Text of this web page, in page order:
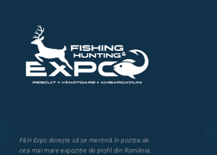
F&H Expo dorește să se mențină în poziția de
cea mai mare expoziție de profil din România,